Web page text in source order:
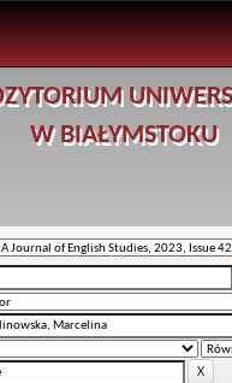
W BIAŁYMSTOKU